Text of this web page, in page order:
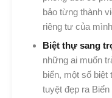
bảo từng thành
riêng tư của
Biệt thự sang
những ai muốn
biển, một số
tuyệt đẹp ra